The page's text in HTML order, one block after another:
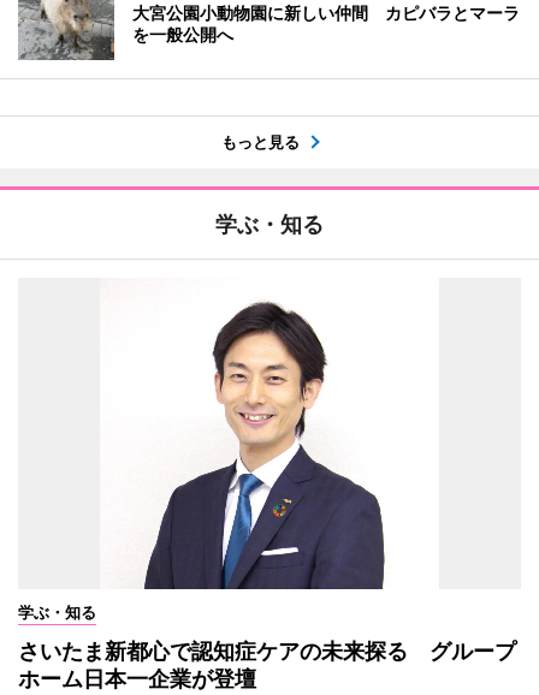
大宮公園小動物園に新しい仲間 カピバラとマーラ
を一般公開へ
もっと見る
学ぶ・知る
学ぶ・知る
さいたま新都心で認知症ケアの未来探る グループ
ホーム日本一企業が登壇